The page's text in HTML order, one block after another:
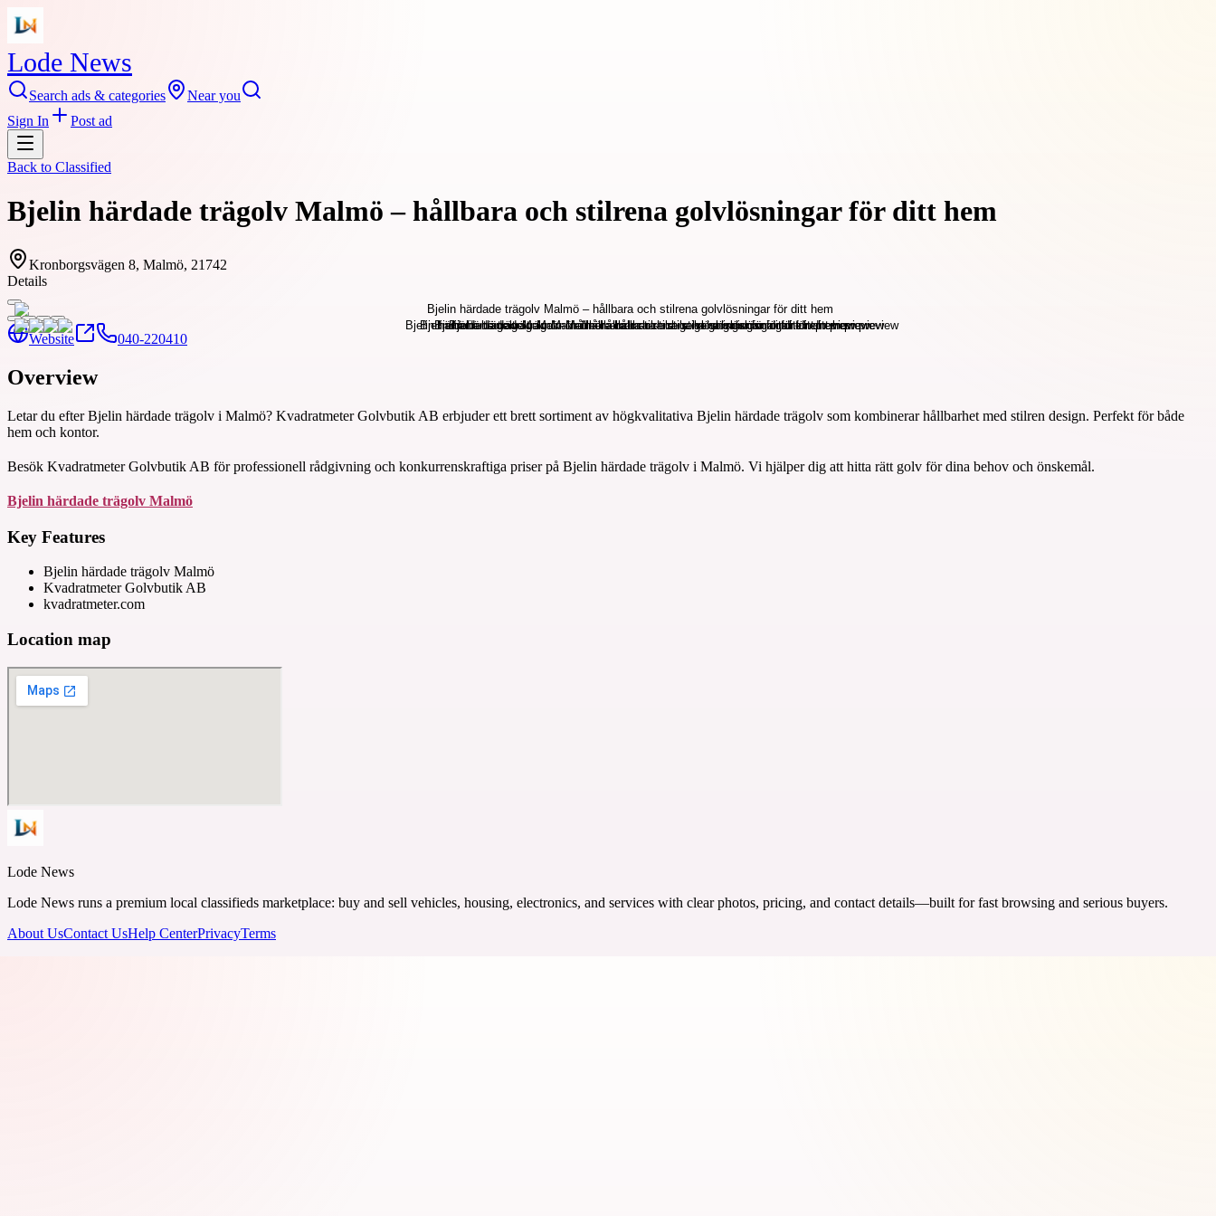
Lode News
Search ads & categories
Near you
Sign In
Post ad
Back to Classified
Bjelin härdade trägolv Malmö – hållbara och stilrena golvlösningar för ditt hem
Kronborgsvägen 8, Malmö, 21742
Details
Website 040-220410
Overview
Letar du efter Bjelin härdade trägolv i Malmö? Kvadratmeter Golvbutik AB erbjuder ett brett sortiment av högkvalitativa Bjelin härdade trägolv som kombinerar hållbarhet med stilren design. Perfekt för både
hem och kontor.
Besök Kvadratmeter Golvbutik AB för professionell rådgivning och konkurrenskraftiga priser på Bjelin härdade trägolv i Malmö. Vi hjälper dig att hitta rätt golv för dina behov och önskemål.
Bjelin härdade trägolv Malmö
Key Features
Bjelin härdade trägolv Malmö
Kvadratmeter Golvbutik AB
kvadratmeter.com
Location map
Lode News
Lode News runs a premium local classifieds marketplace: buy and sell vehicles, housing, electronics, and services with clear photos, pricing, and contact details—built for fast browsing and serious buyers.
About UsContact UsHelp CenterPrivacyTerms